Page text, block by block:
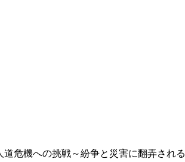
危機への挑戦～紛争と災害に翻弄される